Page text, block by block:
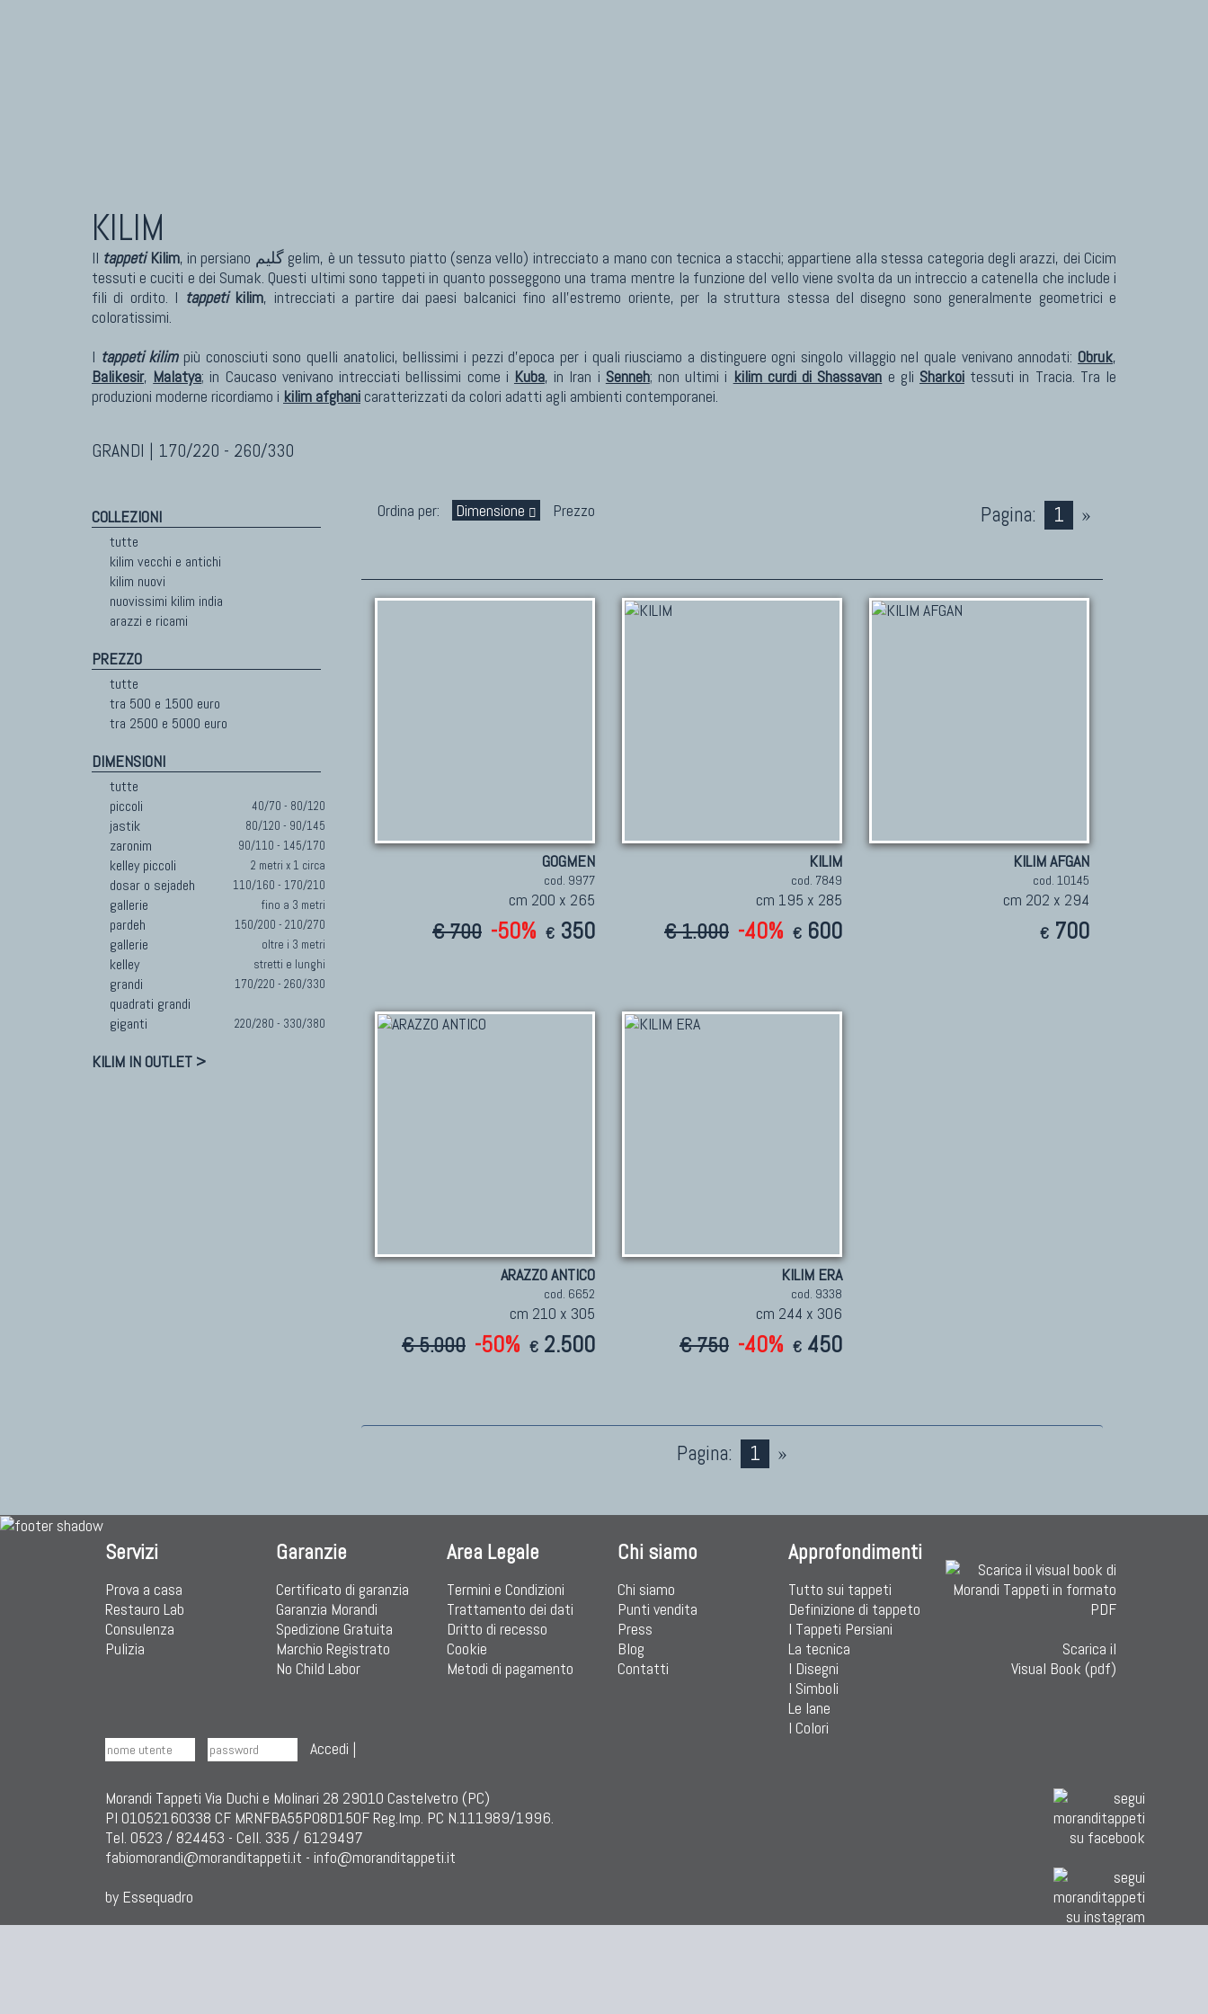
KILIM
Il tappetiKilim, in persiano گلیم gelim, è un tessuto piatto (senza vello) intrecciato a mano con tecnica a stacchi; appartiene alla stessa categoria degli arazzi, dei Cicim
tessuti e cuciti e dei Sumak. Questi ultimi sono tappeti in quanto posseggono una trama mentre la funzione del vello viene svolta da un intreccio a catenella che include i
fili di ordito. I tappeti kilim, intrecciati a partire dai paesi balcanici fino all'estremo oriente, per la struttura stessa del disegno sono generalmente geometrici e
coloratissimi.
I tappeti kilimpiù conosciuti sono quelli anatolici, bellissimi i pezzi d'epoca per i quali riusciamo a distinguere ogni singolo villaggio nel quale venivano annodati: Obruk,
Balikesir, Malatya; in Caucaso venivano intrecciati bellissimi come i Kuba, in Iran i Senneh; non ultimi i kilim curdi di Shassavan e gli Sharkoitessuti in Tracia. Tra le
produzioni moderne ricordiamo i kilim afghani caratterizzati da colori adatti agli ambienti contemporanei.
GRANDI | 170/220 - 260/330
COLLEZIONI
tutte
kilim vecchi e antichi
kilim nuovi
nuovissimi kilim india
arazzi e ricami
PREZZO
tutte
tra 500 e 1500 euro
tra 2500 e 5000 euro
DIMENSIONI
tutte
piccoli
40/70 - 80/120
jastik 80/120 - 90/145
zaronim 90/110 - 145/170
kelley piccoli 2 metri x 1 circa
dosar o sejadeh 110/160 - 170/210
gallerie fino a 3 metri
pardeh 150/200 - 210/270
gallerie oltre i 3 metri
kelley stretti e lunghi
grandi 170/220 - 260/330
quadrati grandi
giganti
220/280 - 330/380
KILIM IN OUTLET >
Ordina per: Dimensione Prezzo Pagina: 1 »
GOGMEN
cod. 9977
cm 200 x 265
€ 700 -50% € 350
KILIM
cod. 7849
cm 195 x 285
€ 1.000 -40% € 600
KILIM AFGAN
cod. 10145
cm 202 x 294
€700
ARAZZO ANTICO
cod. 6652
cm 210 x 305
€ 5.000 -50% € 2.500
KILIM ERA
cod. 9338
cm 244 x 306
€ 750 -40% € 450
Pagina: 1 »
Servizi
Prova a casa
Restauro Lab
Consulenza
Pulizia
Garanzie
Certificato di garanzia
Garanzia Morandi
Spedizione Gratuita
Marchio Registrato
No Child Labor
Area Legale
Termini e Condizioni
Trattamento dei dati
Dritto di recesso
Cookie
Metodi di pagamento
Chi siamo
Chi siamo
Punti vendita
Press
Blog
Contatti
Approfondimenti
Tutto sui tappeti
Definizione di tappeto
I Tappeti Persiani
La tecnica
I Disegni
I Simboli
Le lane
I Colori
Scarica il
Visual Book (pdf)
Accedi |
Morandi Tappeti Via Duchi e Molinari 28 29010 Castelvetro (PC)
PI 01052160338 CF MRNFBA55P08D150F Reg.Imp. PC N.111989/1996.
Tel. 0523 / 824453 - Cell. 335 / 6129497
fabiomorandi@moranditappeti.it - info@moranditappeti.it
by Essequadro